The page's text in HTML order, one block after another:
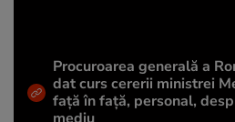
Procuroarea generală a
dat curs cererii ministrei
față în față, personal,